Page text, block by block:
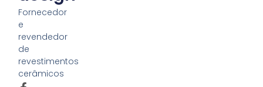
Fornecedor
e
revendedor
de
revestimentos
cerâmicos